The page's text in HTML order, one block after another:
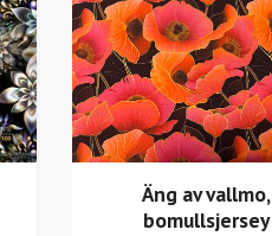
Äng av vallmo,
bomullsjersey